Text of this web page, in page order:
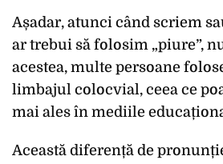
Așadar, atunci când scriem
ar trebui să folosim „piure”,
acestea, multe persoane
limbajul colocvial, ceea ce
mai ales în mediile
Această diferență de